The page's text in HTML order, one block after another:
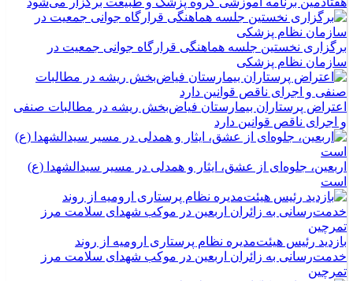
برگزاری نخستین جلسه هماهنگی قرارگاه جوانی جمعیت در
سازمان نظام پزشکی
اعتراض پرستاران بیمارستان فیاض‌بخش ریشه در مطالبات صنفی
و اجرای ناقص قوانین دارد
اربعین، جلوه‌ای از عشق، ایثار و همدلی در مسیر سیدالشهدا (ع)
است
بازدید رئیس هیئت‌مدیره نظام پرستاری ارومیه از روند
خدمت‌رسانی به زائران اربعین در موکب شهدای سلامت مرز
تمرچین